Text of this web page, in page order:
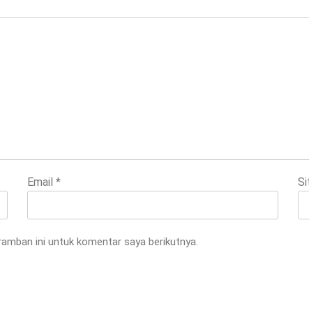
Email*
ini untuk komentar saya berikutnya.